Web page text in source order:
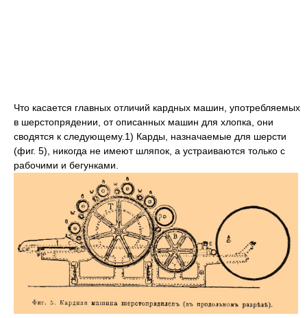
Что касается главных отличий кардных машин, употребляемых
в шерстопрядении, от описанных машин для хлопка, они
сводятся к следующему.1) Карды, назначаемые для шерсти
(фиг. 5), никогда не имеют шляпок, а устраиваются только с
рабочими и бегунками.